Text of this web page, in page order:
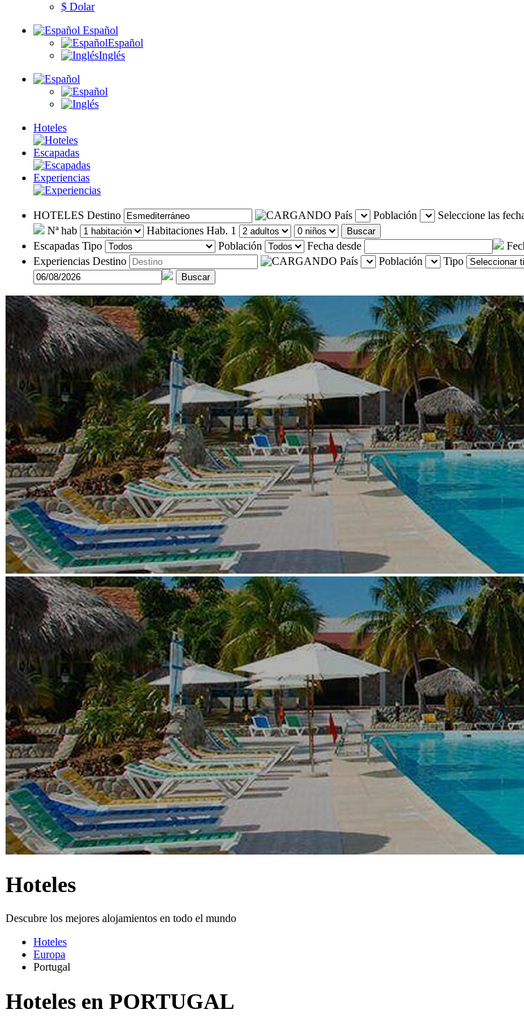
$ Dolar
Español
Español
Inglés
Hoteles
Escapadas
Experiencias
HOTELES Destino País Población Seleccione las
Nª hab
Habitaciones Hab. 1 Buscar
Escapadas Tipo Población Fecha desde
Experiencias Destino País Población Tipo
Buscar
Hoteles
Descubre los mejores alojamientos en todo el mundo
Hoteles
Europa
Portugal
Hoteles en PORTUGAL